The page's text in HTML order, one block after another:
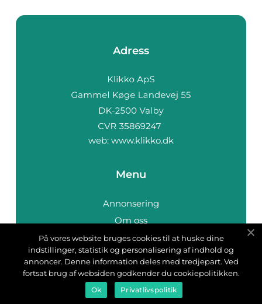
Adress
web: www.klikko.dk
Menu
Annonsering
Om oss
Cookies
Kontakta oss
Sitemap
På vores website bruges cookies til at huske dine
indstillinger, statistik og personalisering af indhold og
annoncer. Denne information deles med tredjepart. Ved
fortsat brug af websiden godkender du cookiepolitikken.
Ok Privatlivspolitik